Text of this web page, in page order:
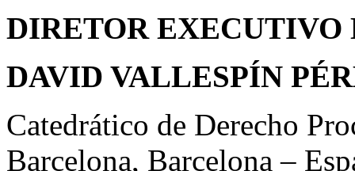
DIRETOR EXECUTIVO
DAVID VALLESPÍN
Catedrático de Derecho
Barcelona, Barcelona –